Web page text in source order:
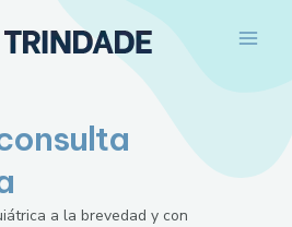
a la brevedad y con